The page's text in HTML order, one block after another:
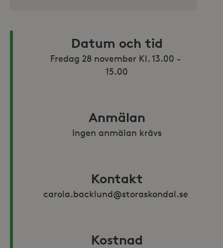
Datum och tid
Fredag 28 november Kl. 13.00 -
Anmälan
Ingen anmälan krävs
Kontakt
carola.backlund@storaskondal.se
Kostnad